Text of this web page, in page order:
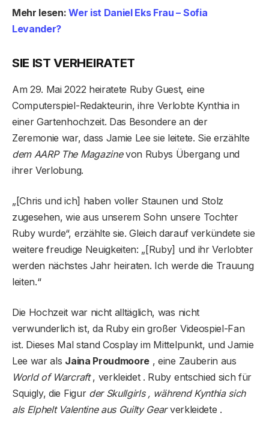
Mehr lesen:Wer ist Daniel Eks Frau – Sofia
Levander?
SIE IST VERHEIRATET
Am 29. Mai 2022 heiratete Ruby Guest, eine
Computerspiel-Redakteurin, ihre Verlobte Kynthia in
einer Gartenhochzeit. Das Besondere an der
Zeremonie war, dass Jamie Lee sie leitete. Sie erzählte
dem AARP The Magazinevon Rubys Übergang und
ihrer Verlobung.
„[Chris und ich] haben voller Staunen und Stolz
zugesehen, wie aus unserem Sohn unsere Tochter
Ruby wurde“, erzählte sie. Gleich darauf verkündete sie
weitere freudige Neuigkeiten: „[Ruby] und ihr Verlobter
werden nächstes Jahr heiraten. Ich werde die Trauung
leiten.“
Die Hochzeit war nicht alltäglich, was nicht
verwunderlich ist, da Ruby ein großer Videospiel-Fan
ist. Dieses Mal stand Cosplay im Mittelpunkt, und Jamie
Lee war als Jaina Proudmoore , eine Zauberin aus
World of Warcraft, verkleidet . Ruby entschied sich für
Squigly, die Figur der Skullgirls , während Kynthia sich
als Elphelt Valentine aus Guilty Gearverkleidete .